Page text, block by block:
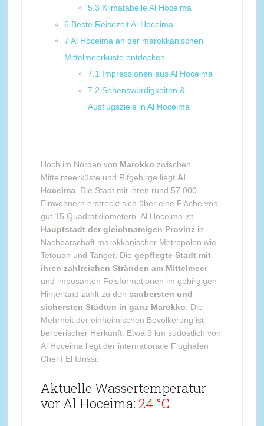
5.3 Klimatabelle Al Hoceima
6 Beste Reisezeit Al Hoceima
7 Al Hoceima an der marokkanischen
Mittelmeerküste entdecken
7.1 Impressionen aus Al Hoceima
7.2 Sehenswürdigkeiten &
Ausflugsziele in Al Hoceima
Hoch im Norden von Marokko zwischen
Mittelmeerküste und Rifgebirge liegt Al
Hoceima. Die Stadt mit ihren rund 57.000
Einwohnern erstreckt sich über eine Fläche von
gut 15 Quadratkilometern. Al Hoceima ist
Hauptstadt der gleichnamigen Provinz in
Nachbarschaft marokkanischer Metropolen wie
Tetouan und Tanger. Die gepflegte Stadt mit
ihren zahlreichen Stränden am Mittelmeer
und imposanten Felsformationen im gebirgigen
Hinterland zählt zu den saubersten und
sichersten Städten in ganz Marokko . Die
Mehrheit der einheimischen Bevölkerung ist
berberischer Herkunft. Etwa 9 km südöstlich von
Al Hoceima liegt der internationale Flughafen
Cherif El Idrissi.
Aktuelle Wassertemperatur
vor Al Hoceima: 24 °C